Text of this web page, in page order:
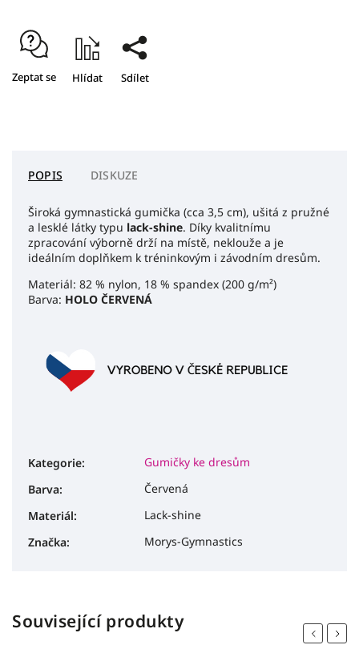
Zeptat se Hlídat Sdílet
POPIS DISKUZE
Široká gymnastická gumička (cca 3,5 cm), ušitá z pružné
a lesklé látky typu lack-shine. Díky kvalitnímu
zpracování výborně drží na místě, neklouže a je
ideálním doplňkem k tréninkovým i závodním dresům.
Materiál: 82 % nylon, 18 % spandex (200 g/m²)
Barva: HOLO ČERVENÁ
Kategorie:
Gumičky ke dresům
Barva:
Červená
Materiál:
Lack-shine
Značka: Morys-Gymnastics
Související produkty
Previous
Next